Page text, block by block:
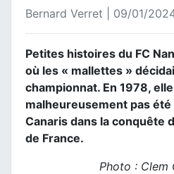
Bernard Verret | 09/01/
Petites histoires du FC
où les « mallettes »
championnat. En 1978,
malheureusement pas
Canaris dans la conquête
de France.
Photo : Clem